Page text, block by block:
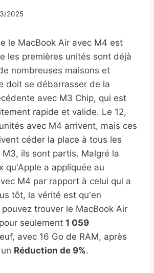
2025
le MacBook Air avec M4 est
les premières unités sont déjà
nombreuses maisons et
doit se débarrasser de la
avec M3 Chip, qui est
rapide et valide. Le 12,
avec M4 arrivent, mais ces
céder la place à tous les
M3, ils sont partis. Malgré la
qu'Apple a appliquée au
M4 par rapport à celui qui a
tôt, la vérité est qu'en
trouver le MacBook Air
seulement 1 059
avec 16 Go de RAM, après
Réduction de 9%.